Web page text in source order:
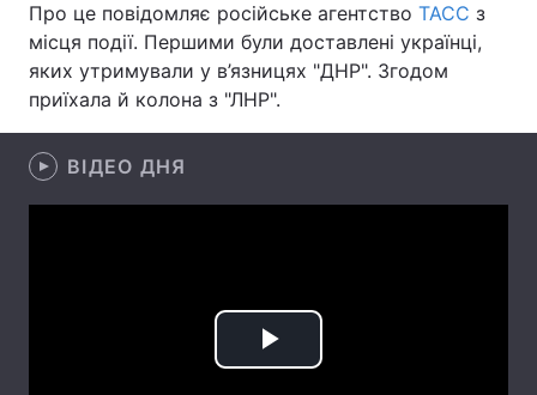
Зброя Інциденти
Здоров'я Туризм
Статті
Думки
Про це повідомляє російське агентство ТАСС з
місця події. Першими були доставлені українці,
яких утримували у в’язницях "ДНР". Згодом
приїхала й колона з "ЛНР".
ВІДЕО ДНЯ
Play